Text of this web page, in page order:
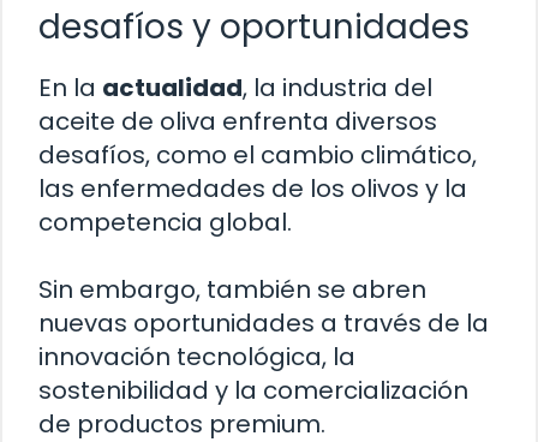
desafíos y oportunidades
En la actualidad, la industria del
aceite de oliva enfrenta diversos
desafíos, como el cambio climático,
las enfermedades de los olivos y la
competencia global.
Sin embargo, también se abren
nuevas oportunidades a través de la
innovación tecnológica, la
sostenibilidad y la comercialización
de productos premium.